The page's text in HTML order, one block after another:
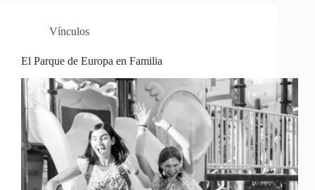
Vínculos
El Parque de Europa en Familia